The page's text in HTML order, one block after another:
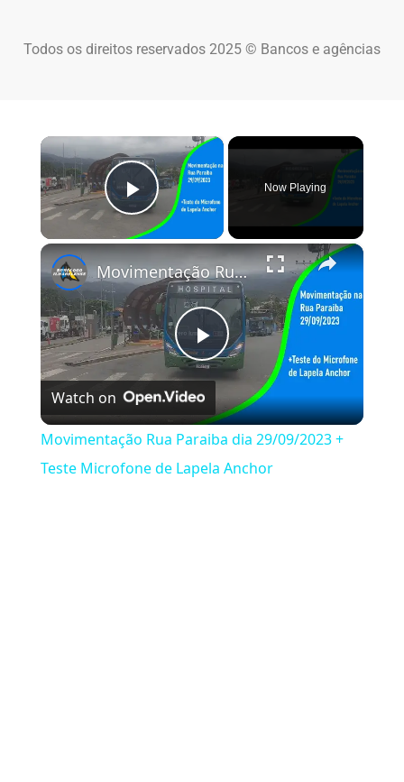
Todos os direitos reservados 2025 © Bancos e agências
×
Play Video
Now Playing
×
Play Video
Movimentação Rua Paraiba dia 29/09/2023 + Teste Microfone de Lapela Anchor
Watch on
Movimentação Rua Paraiba dia 29/09/2023 +
Teste Microfone de Lapela Anchor